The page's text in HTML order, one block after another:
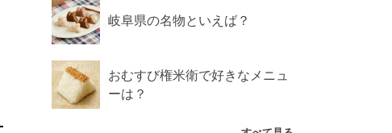
岐阜県の名物といえば？
おむすび権米衛で好きなメニュ
ーは？